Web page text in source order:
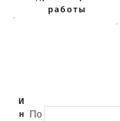
работы
И
н
По